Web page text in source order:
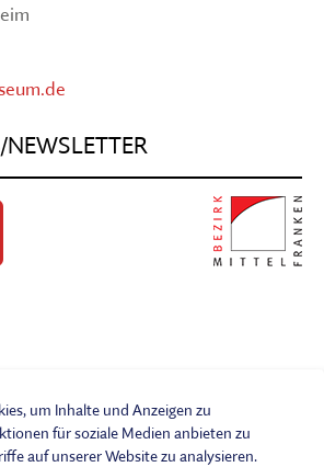
um Inhalte und Anzeigen zu
für soziale Medien anbieten zu
auf unserer Website zu analysieren.